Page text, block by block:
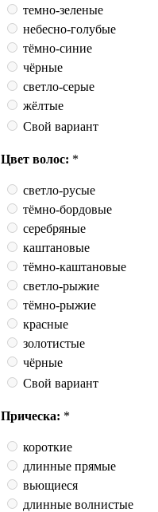
темно-зеленые
небесно-голубые
тёмно-синие
чёрные
светло-серые
жёлтые
Свой вариант
Цвет волос: *
светло-русые
тёмно-бордовые
серебряные
каштановые
тёмно-каштановые
светло-рыжие
тёмно-рыжие
красные
золотистые
чёрные
Свой вариант
Прическа: *
короткие
длинные прямые
вьющиеся
длинные волнистые